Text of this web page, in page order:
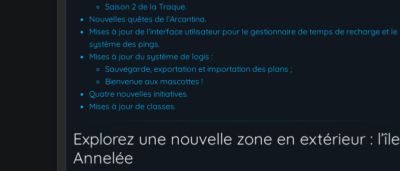
Saison 2 de la Traque.
Nouvelles quêtes de l’Arcantina.
Mises à jour de l’interface utilisateur pour le gestionnaire de temps de recharge et le
système des pings.
Mises à jour du système de logis :
Sauvegarde, exportation et importation des plans ;
Bienvenue aux mascottes !
Quatre nouvelles initiatives.
Mises à jour de classes.
Explorez une nouvelle zone en extérieur : l’île
Annelée